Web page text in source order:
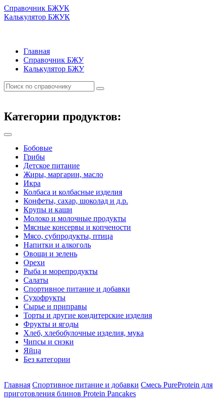
Справочник БЖУК
Калькулятор БЖУК
Главная
Справочник БЖУ
Калькулятор БЖУ
Категории продуктов:
Бобовые
Грибы
Детское питание
Жиры, маргарин, масло
Икра
Колбаса и колбасные изделия
Конфеты, сахар, шоколад и д.р.
Крупы и каши
Молоко и молочные продукты
Мясные консервы и копчености
Мясо, субпродукты, птица
Напитки и алкоголь
Овощи и зелень
Орехи
Рыба и морепродукты
Салаты
Спортивное питание и добавки
Сухофрукты
Сырье и приправы
Торты и другие кондитерские изделия
Фрукты и ягоды
Хлеб, хлебобулочные изделия, мука
Чипсы и снэки
Яйца
Без категории
Главная Спортивное питание и добавки Смесь PureProtein для
приготовления блинов Protein Pancakes